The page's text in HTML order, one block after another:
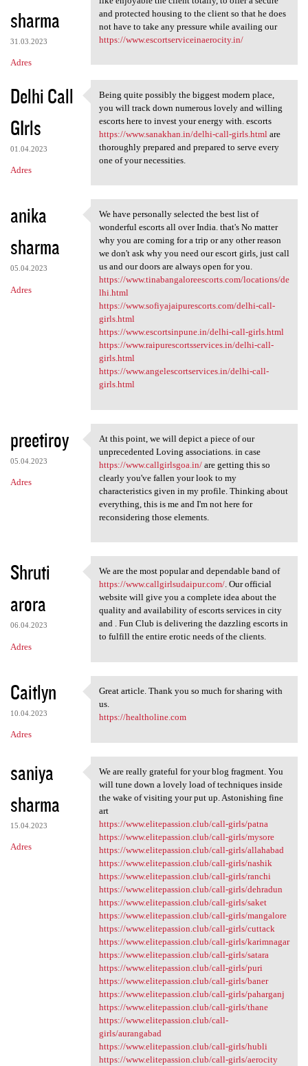
sharma
31.03.2023
Adres
and protected housing to the client so that he does
not have to take any pressure while availing our
https://www.escortserviceinaerocity.in/
Delhi Call
GIrls
01.04.2023
Adres
Being quite possibly the
Being quite possibly the biggest modern place,
you will track down numerous lovely and willing
escorts here to invest your energy with. escorts
https://www.sanakhan.in/delhi-call-girls.html are
thoroughly prepared and prepared to serve every
one of your necessities.
anika
sharma
05.04.2023
Adres
We have personally selected
We have personally selected the best list of
wonderful escorts all over India. that's No matter
why you are coming for a trip or any other reason
we don't ask why you need our escort girls, just call
us and our doors are always open for you.
https://www.tinabangaloreescorts.com/locations/de
lhi.html
https://www.sofiyajaipurescorts.com/delhi-call-
girls.html
https://www.escortsinpune.in/delhi-call-girls.html
https://www.raipurescortsservices.in/delhi-call-
girls.html
https://www.angelescortservices.in/delhi-call-
girls.html
preetiroy
05.04.2023
Adres
At this point, we will depict
At this point, we will depict a piece of our
unprecedented Loving associations. in case
https://www.callgirlsgoa.in/are getting this so
clearly you've fallen your look to my
characteristics given in my profile. Thinking about
everything, this is me and I'm not here for
reconsidering those elements.
Shruti
arora
06.04.2023
Adres
We are the most popular and
We are the most popular and dependable band of
https://www.callgirlsudaipur.com/. Our official
website will give you a complete idea about the
quality and availability of escorts services in city
and . Fun Club is delivering the dazzling escorts in
to fulfill the entire erotic needs of the clients.
Caitlyn
10.04.2023
Adres
Great article. Thank you so
Great article. Thank you so much for sharing with
us.
https://healtholine.com
saniya
sharma
15.04.2023
Adres
We are really grateful for
We are really grateful for your blog fragment. You
will tune down a lovely load of techniques inside
the wake of visiting your put up. Astonishing fine
art
https://www.elitepassion.club/call-girls/patna
https://www.elitepassion.club/call-girls/mysore
https://www.elitepassion.club/call-girls/allahabad
https://www.elitepassion.club/call-girls/nashik
https://www.elitepassion.club/call-girls/ranchi
https://www.elitepassion.club/call-girls/dehradun
https://www.elitepassion.club/call-girls/saket
https://www.elitepassion.club/call-girls/mangalore
https://www.elitepassion.club/call-girls/cuttack
https://www.elitepassion.club/call-girls/karimnagar
https://www.elitepassion.club/call-girls/satara
https://www.elitepassion.club/call-girls/puri
https://www.elitepassion.club/call-girls/baner
https://www.elitepassion.club/call-girls/paharganj
https://www.elitepassion.club/call-girls/thane
https://www.elitepassion.club/call-
girls/aurangabad
https://www.elitepassion.club/call-girls/hubli
https://www.elitepassion.club/call-girls/aerocity